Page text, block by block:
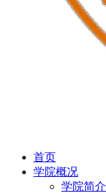
首页
学院概况
学院简介